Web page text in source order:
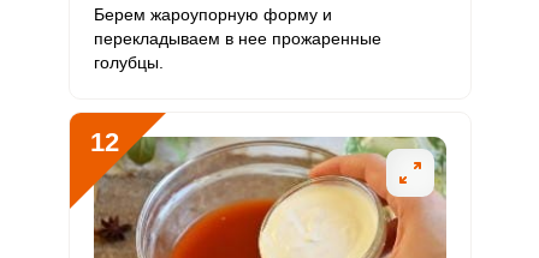
Берем жароупорную форму и
перекладываем в нее прожаренные
голубцы.
12
Запомнить меня
ВХОД
ЕЩЕ НЕ ЗАРЕГИСТРИРОВАННЫ?
риса в томатно-сметанном соусе в духовке? Перед
началом кулинарного процесса подготавливаем все
ингредиенты. Мясо хорошо промываем под проточной
водой, высушиваем с помощью бумажных полотенец и
отделяем его от кости, если она есть.
Отправляя эту форму, вы соглашаетесь с
Политикой конфиденциальности,Политикой обработки
персональных данныхиПользовательским соглашением